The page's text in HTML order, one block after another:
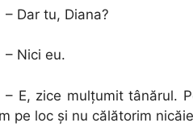
– Dar tu, Diana?
– Nici eu.
– E, zice mulţumit tânărul.
pe loc şi nu călătorim